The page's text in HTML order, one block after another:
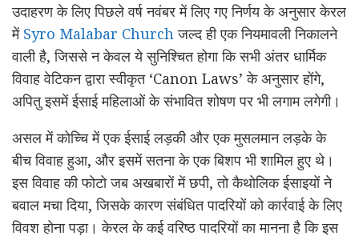
उदाहरण के लिए पिछले वर्ष नवंबर में लिए गए निर्णय के अनुसार केरल
में Syro Malabar Church जल्द ही एक नियमावली निकालने
वाली है, जिससे न केवल ये सुनिश्चित होगा कि सभी अंतर धार्मिक
विवाह वेटिकन द्वारा स्वीकृत ‘Canon Laws’ के अनुसार होंगे,
अपितु इसमें ईसाई महिलाओं के संभावित शोषण पर भी लगाम लगेगी।
असल में कोच्चि में एक ईसाई लड़की और एक मुसलमान लड़के के
बीच विवाह हुआ, और इसमें सतना के एक बिशप भी शामिल हुए थे।
इस विवाह की फोटो जब अखबारों में छपी, तो कैथोलिक ईसाइयों ने
बवाल मचा दिया, जिसके कारण संबंधित पादरियों को कार्रवाई के लिए
विवश होना पड़ा। केरल के कई वरिष्ठ पादरियों का मानना है कि इस